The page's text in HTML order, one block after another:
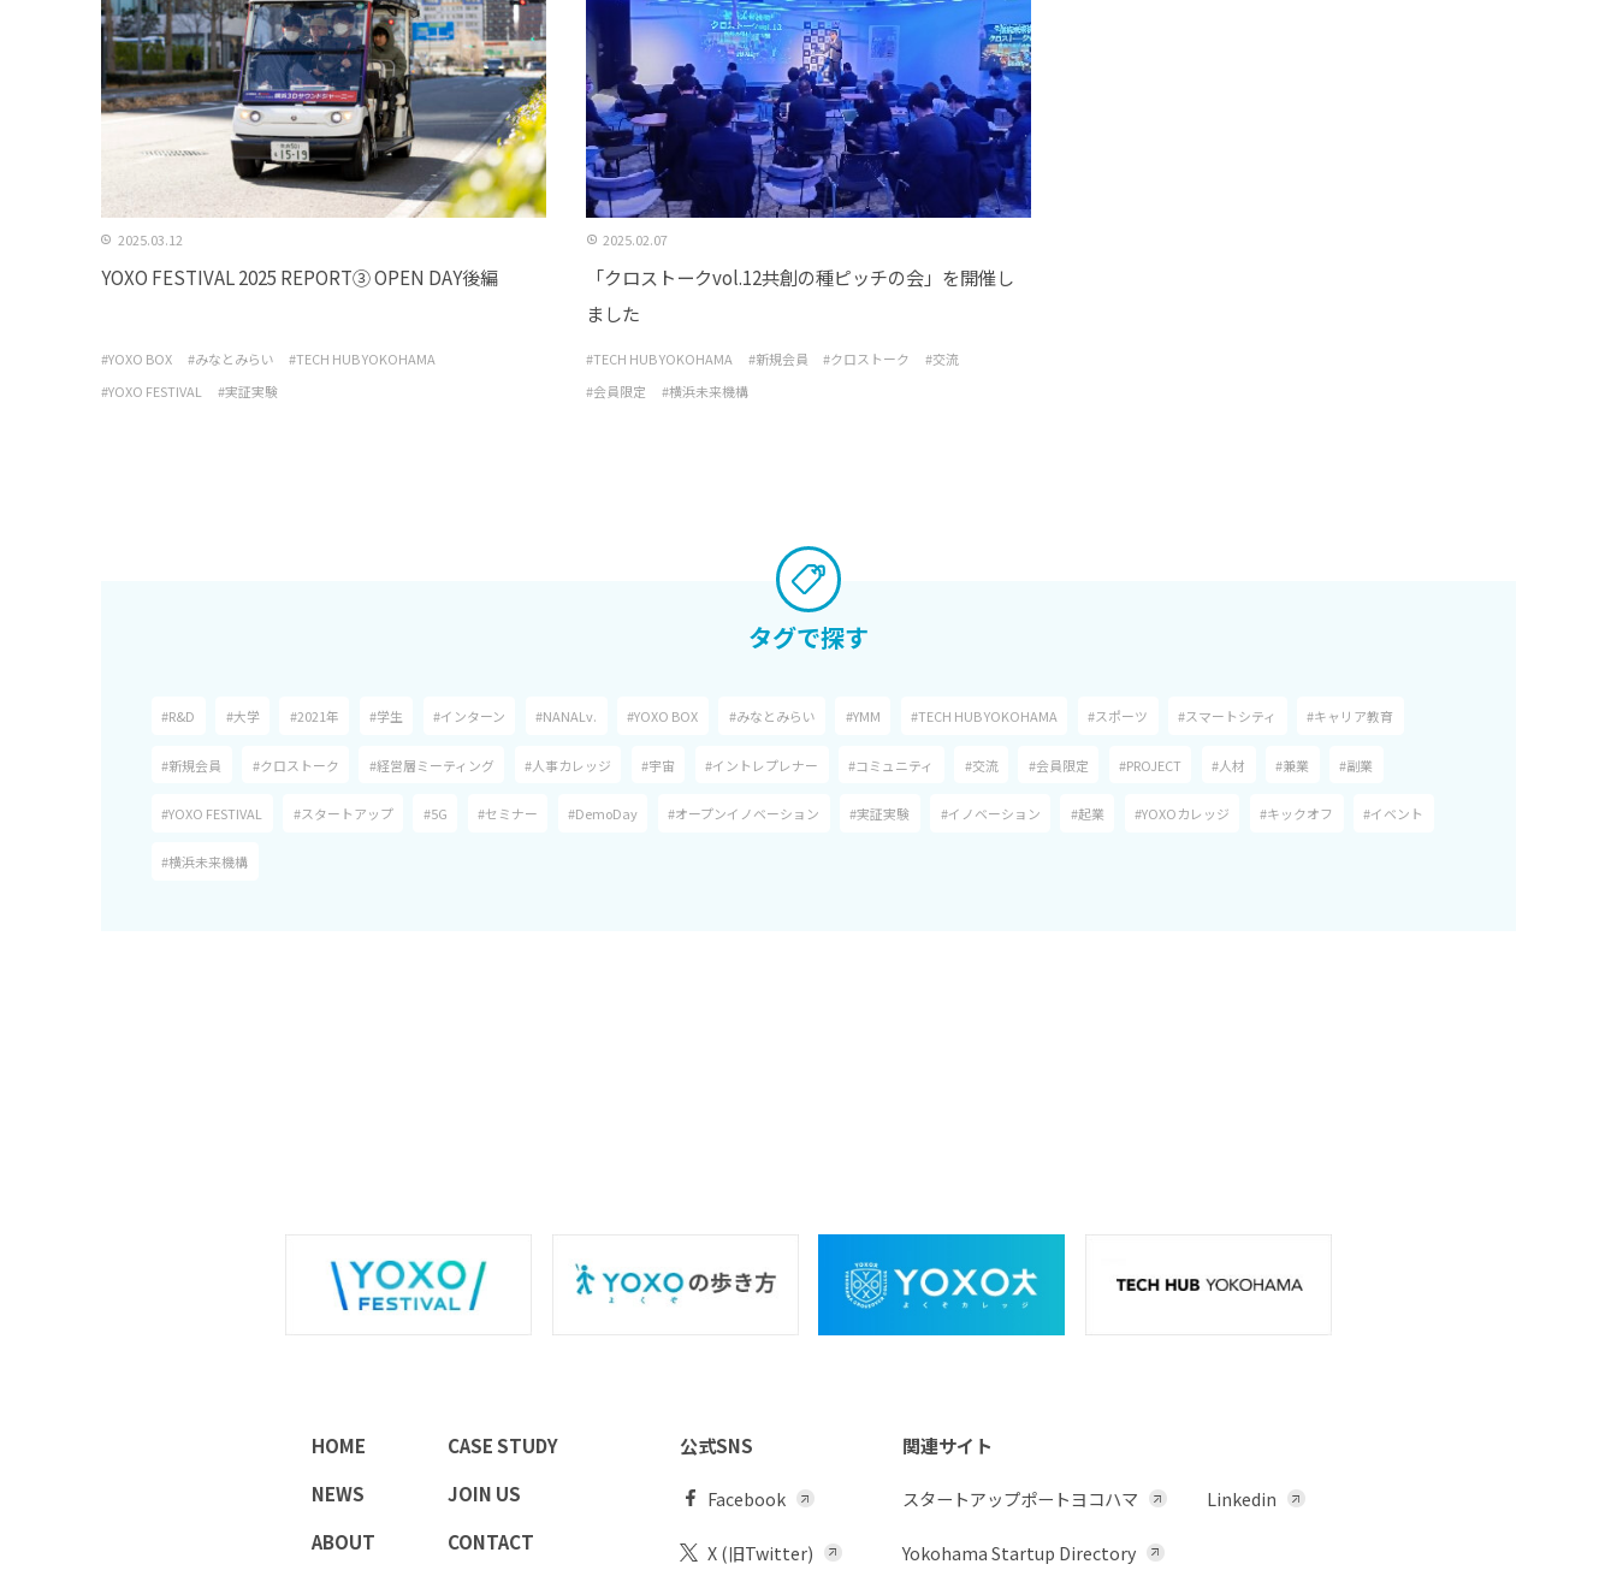
2025.03.12
YOXO FESTIVAL 2025 REPORT③ OPEN DAY後編
#YOXO BOX #みなとみらい
#TECH HUB YOKOHAMA
#YOXO FESTIVAL
#実証実験
2025.02.07
「クロストークvol.12共創の種ピッチの会」を開催し
ました
#TECH HUB YOKOHAMA #新規会員 #クロストーク
#交流
#会員限定
#横浜未来機構
タグで探す
#R&D #大学 #2021年 #学生 #インターン #NANALv. #YOXO BOX #みなとみらい #YMM #TECH HUB YOKOHAMA #スポーツ #スマートシティ #キャリア教育
#新規会員 #クロストーク #経営層ミーティング #人事カレッジ #宇宙 #イントレプレナー #コミュニティ #交流 #会員限定 #PROJECT #人材 #兼業 #副業
#YOXO FESTIVAL #スタートアップ #5G #セミナー #DemoDay #オープンイノベーション #実証実験 #イノベーション #起業 #YOXOカレッジ #キックオフ #イベント
#横浜未来機構
HOME
NEWS
ABOUT
CASE STUDY
JOIN US
CONTACT
公式SNS
Facebook
X (旧Twitter)
関連サイト
スタートアップポートヨコハマ
Yokohama Startup Directory
Linkedin